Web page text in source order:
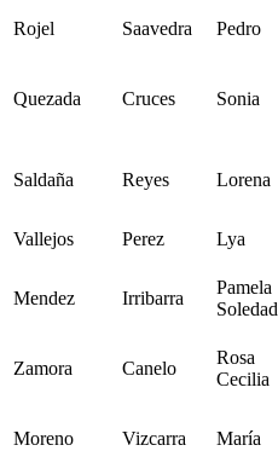
Rojel Saavedra Pedro
Quezada Cruces Sonia
Saldaña Reyes Lorena
Vallejos Perez Lya
Mendez Irribarra
Pamela
Soledad
Zamora Canelo
Rosa
Cecilia
Moreno Vizcarra María